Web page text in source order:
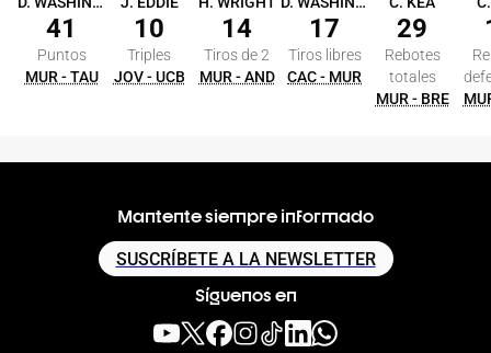
41
Puntos
MUR - TAU
10
Triples
JOV - UCB
14
Tiros de 2
MUR - AND
17
Tiros libres
CAC - MUR
29
Rebotes
totales
MUR - BRE
Mantente siempre informado
SUSCRÍBETE A LA NEWSLETTER
Síguenos en